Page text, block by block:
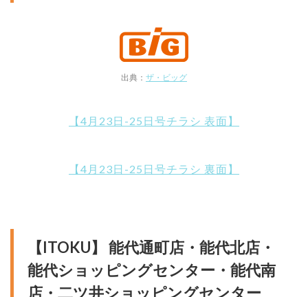
出典： ザ・ビッグ
【4月23日-25日号チラシ 表面】
【4月23日-25日号チラシ 裏面】
【ITOKU】 能代通町店・能代北店・
能代ショッピングセンター・能代南
店・二ツ井ショッピングセンター